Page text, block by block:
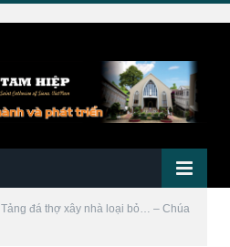
Tảng đá thợ xây nhà loại bỏ… – Chúa